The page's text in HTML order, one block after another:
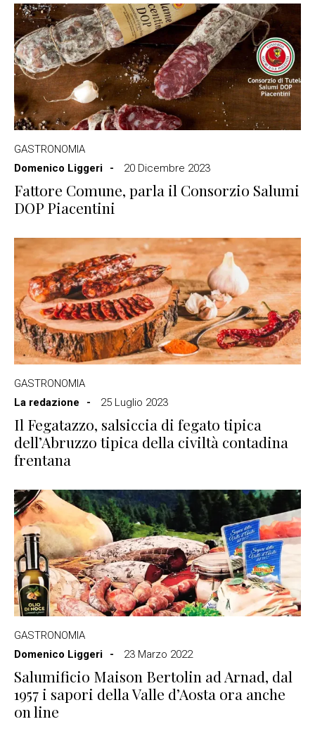
GASTRONOMIA
Domenico Liggeri
20 Dicembre 2023
Fattore Comune, parla il Consorzio Salumi
DOP Piacentini
GASTRONOMIA
La redazione
25 Luglio 2023
Il Fegatazzo, salsiccia di fegato tipica
dell’Abruzzo tipica della civiltà contadina
frentana
GASTRONOMIA
Domenico Liggeri
23 Marzo 2022
Salumificio Maison Bertolin ad Arnad, dal
1957 i sapori della Valle d’Aosta ora anche
on line